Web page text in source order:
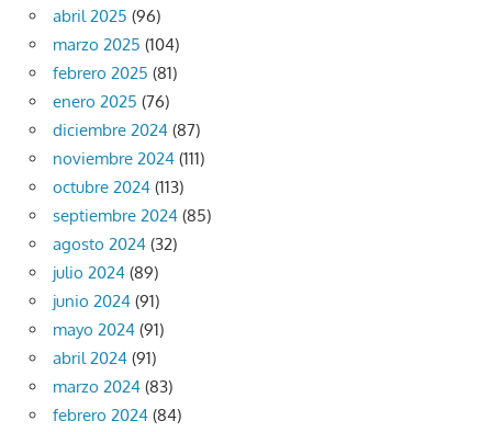
abril 2025 (96)
marzo 2025 (104)
febrero 2025 (81)
enero 2025 (76)
diciembre 2024 (87)
noviembre 2024 (111)
octubre 2024 (113)
septiembre 2024 (85)
agosto 2024 (32)
julio 2024 (89)
junio 2024 (91)
mayo 2024 (91)
abril 2024 (91)
marzo 2024 (83)
febrero 2024 (84)